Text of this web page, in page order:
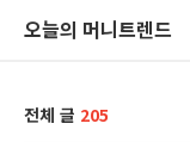
오늘의 머니트렌드
전체 글 205